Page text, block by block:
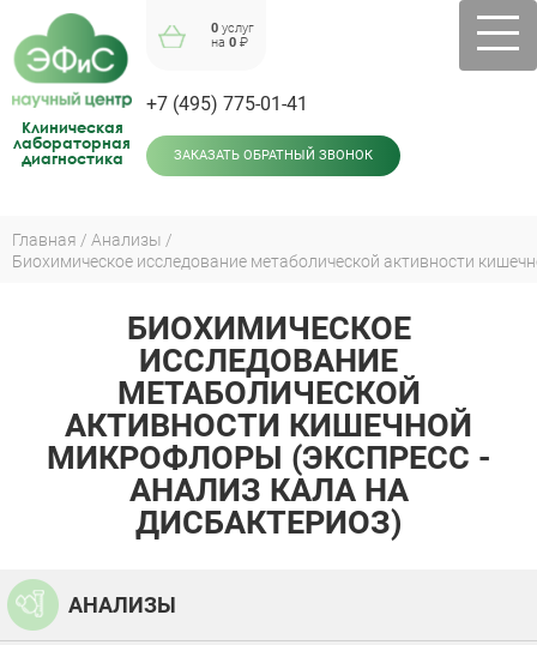
navigation
Клиническая
лабораторная
диагностика
0 услуг
на0 ₽
+7 (495) 775-01-41
ЗАКАЗАТЬ ОБРАТНЫЙ ЗВОНОК
Вы
Главная Анализы
БИОХИМИЧЕСКОЕ
ИССЛЕДОВАНИЕ
МЕТАБОЛИЧЕСКОЙ
АКТИВНОСТИ КИШЕЧНОЙ
МИКРОФЛОРЫ (ЭКСПРЕСС -
АНАЛИЗ КАЛА НА
ДИСБАКТЕРИОЗ)
АНАЛИЗЫ